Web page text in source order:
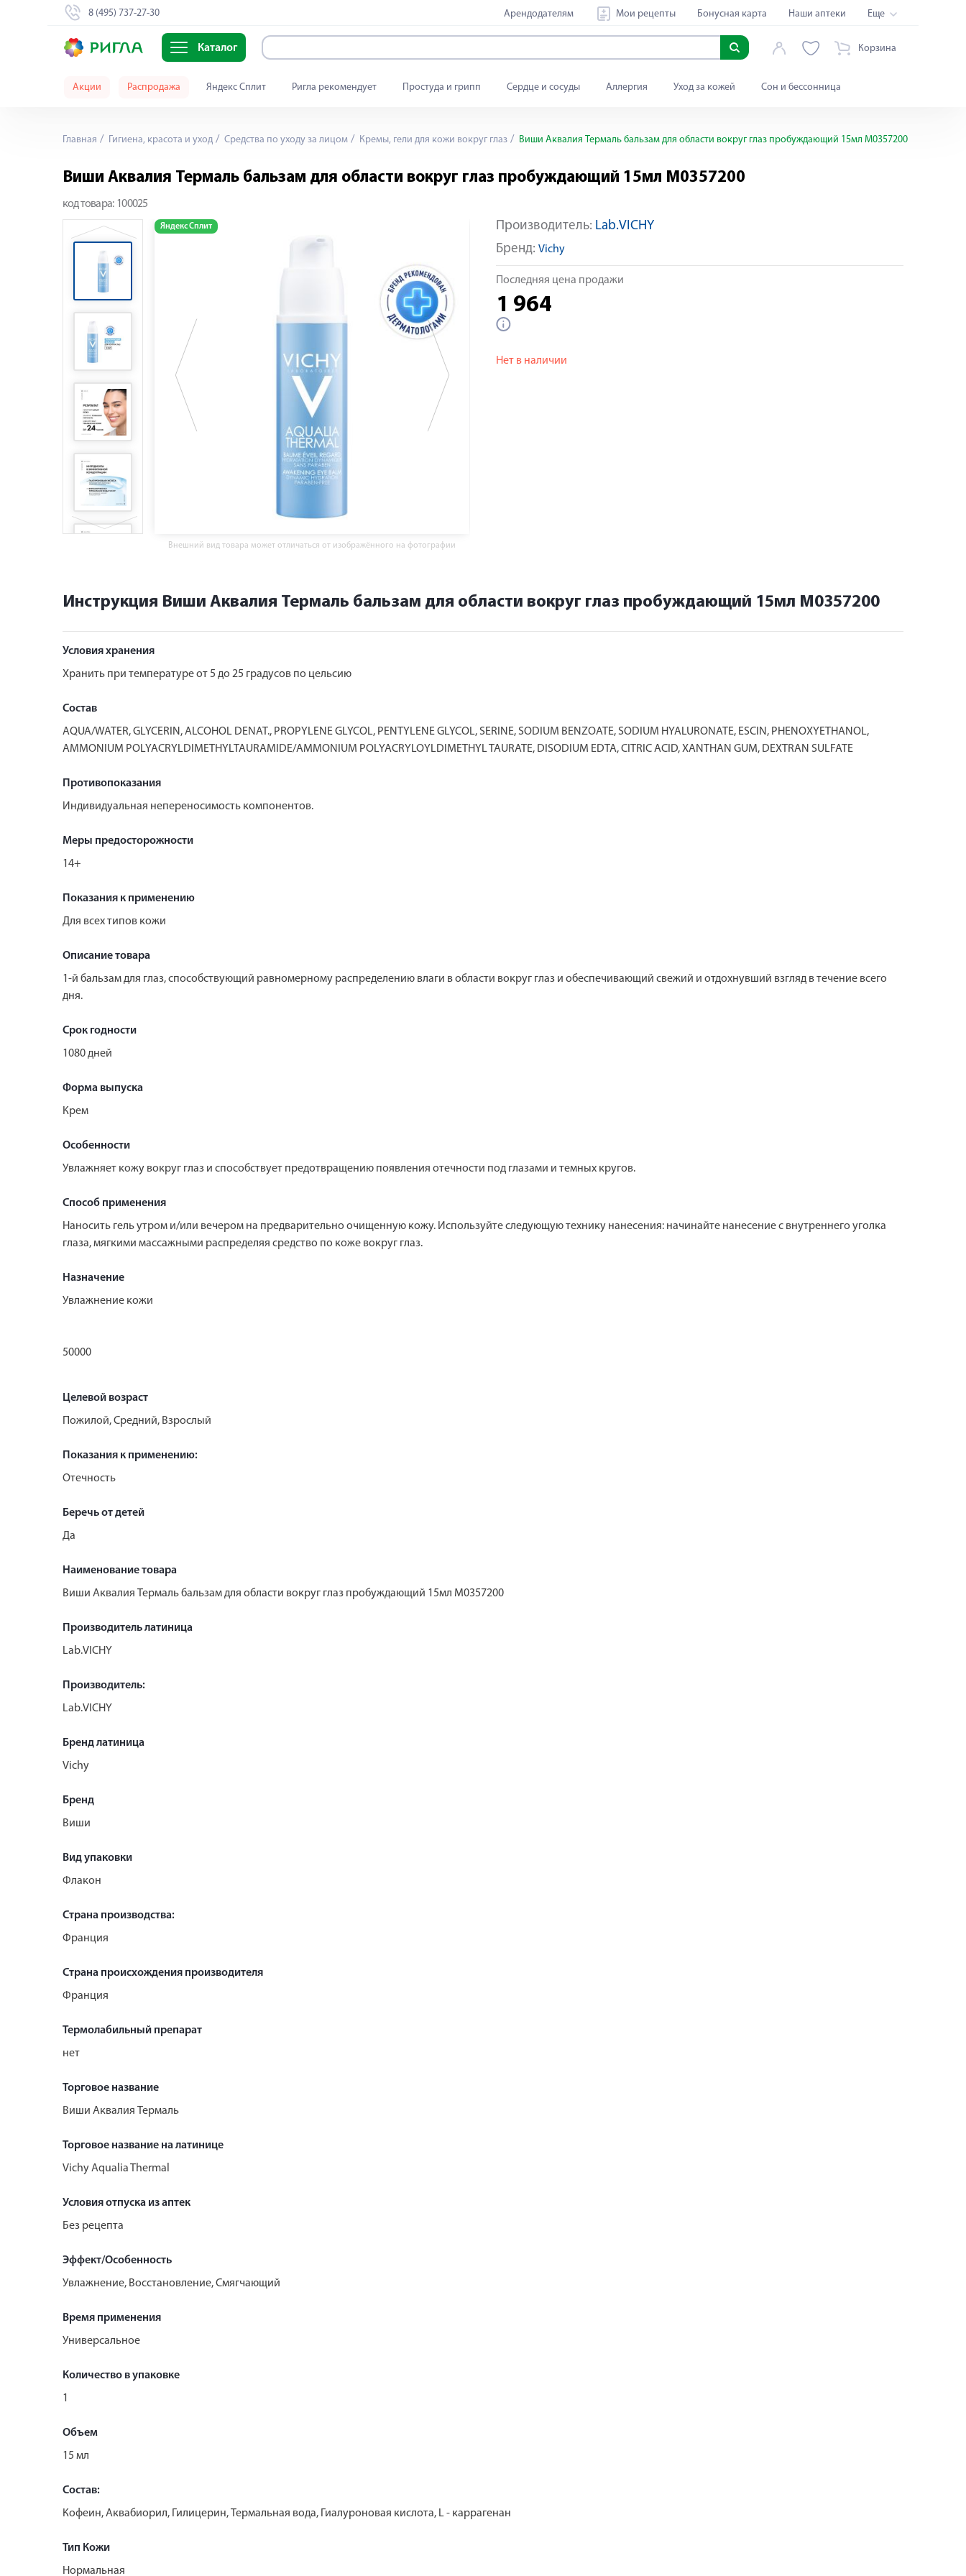
8 (495) 737-27-30 Арендодателям Мои рецепты Бонусная карта Наши аптеки Еще
Каталог Корзина
Акции Распродажа Яндекс Сплит Ригла рекомендует Простуда и грипп Сердце и сосуды Аллергия Уход за кожей Сон и бессонница
Главная Гигиена, красота и уход Средства по уходу за лицом Кремы, гели для кожи вокруг глаз Виши Аквалия Термаль бальзам для области вокруг глаз пробуждающий 15мл M0357200
Виши Аквалия Термаль бальзам для области вокруг глаз пробуждающий 15мл M0357200
код товара: 100025
Яндекс Сплит Яндекс Сплит
Внешний вид товара может отличаться от изображённого на фотографии
Производитель: Lab.VICHY
Бренд: Vichy
Последняя цена продажи
1 964
Нет в наличии
Инструкция Виши Аквалия Термаль бальзам для области вокруг глаз пробуждающий 15мл M0357200
Условия хранения
Хранить при температуре от 5 до 25 градусов по цельсию
Состав
AQUA/WATER, GLYCERIN, ALCOHOL DENAT., PROPYLENE GLYCOL, PENTYLENE GLYCOL, SERINE, SODIUM BENZOATE, SODIUM HYALURONATE, ESCIN, PHENOXYETHANOL,
AMMONIUM POLYACRYLDIMETHYLTAURAMIDE/AMMONIUM POLYACRYLOYLDIMETHYL TAURATE, DISODIUM EDTA, CITRIC ACID, XANTHAN GUM, DEXTRAN SULFATE
Противопоказания
Индивидуальная непереносимость компонентов.
Меры предосторожности
14+
Показания к применению
Для всех типов кожи
Описание товара
1-й бальзам для глаз, способствующий равномерному распределению влаги в области вокруг глаз и обеспечивающий свежий и отдохнувший взгляд в течение всего
дня.
Срок годности
1080 дней
Форма выпуска
Крем
Особенности
Увлажняет кожу вокруг глаз и способствует предотвращению появления отечности под глазами и темных кругов.
Способ применения
Наносить гель утром и/или вечером на предварительно очищенную кожу. Используйте следующую технику нанесения: начинайте нанесение с внутреннего уголка
глаза, мягкими массажными распределяя средство по коже вокруг глаз.
Назначение
Увлажнение кожи
50000
Целевой возраст
Пожилой, Средний, Взрослый
Показания к применению:
Отечность
Беречь от детей
Да
Наименование товара
Виши Аквалия Термаль бальзам для области вокруг глаз пробуждающий 15мл M0357200
Производитель латиница
Lab.VICHY
Производитель:
Lab.VICHY
Бренд латиница
Vichy
Бренд
Виши
Вид упаковки
Флакон
Страна производства:
Франция
Страна происхождения производителя
Франция
Термолабильный препарат
нет
Торговое название
Виши Аквалия Термаль
Торговое название на латинице
Vichy Aqualia Thermal
Условия отпуска из аптек
Без рецепта
Эффект/Особенность
Увлажнение, Восстановление, Смягчающий
Время применения
Универсальное
Количество в упаковке
1
Объем
15 мл
Состав:
Кофеин, Аквабиорил, Гилицерин, Термальная вода, Гиалуроновая кислота, L - каррагенан
Тип Кожи
Нормальная